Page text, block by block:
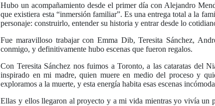
Hubo un acompañamiento desde el primer día con Alejandro
que existiera esta “inmersión familiar”. Es una entrega total a la
personaje: construirlo, entender su historia y entrar desde lo
Fue maravilloso trabajar con Emma Dib, Teresita Sánchez,
conmigo, y definitivamente hubo escenas que fueron regalos.
Con Teresita Sánchez nos fuimos a Toronto, a las cataratas del
inspirado en mi madre, quien muere en medio del proceso y
exploramos a la muerte, y esta energía habita esas escenas
Ellas y ellos llegaron al proyecto y a mi vida mientras yo vivía un